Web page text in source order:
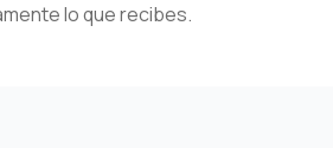
lo que recibes.